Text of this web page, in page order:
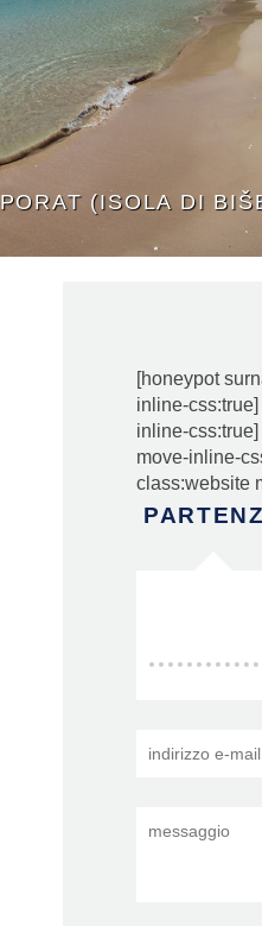
PORAT (ISOLA DI
[honeypot
inline-
inline-
move-inline-
class:website